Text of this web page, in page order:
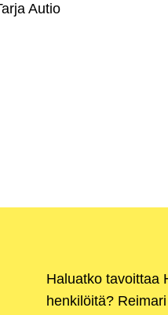
Autio
Haluatko tavoittaa
henkilöitä?